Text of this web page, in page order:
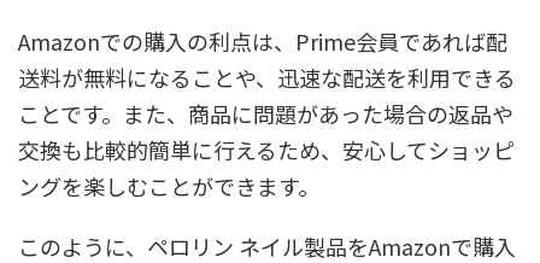
Amazonでの購入の利点は、Prime会員であれば配
送料が無料になることや、迅速な配送を利用できる
ことです。また、商品に問題があった場合の返品や
交換も比較的簡単に行えるため、安心してショッピ
ングを楽しむことができます。
このように、ペロリン ネイル製品をAmazonで購入